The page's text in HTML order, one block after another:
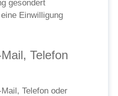
gesondert
Einwilligung
Telefon
Telefon oder